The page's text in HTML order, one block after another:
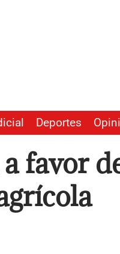
Deportes
favor